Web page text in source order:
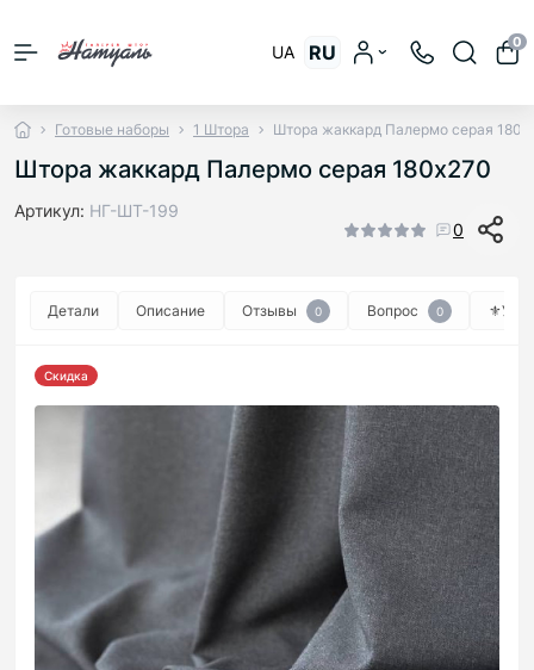
UA RU 0
Готовые наборы 1 Штора Штора жаккард Палермо серая
Штора жаккард Палермо серая 180х270
Артикул: НГ-ШТ-199
0
Детали Описание Отзывы 0 Вопрос 0
Скидка